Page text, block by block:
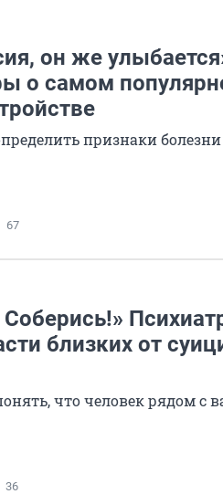
он же
о самом
признаки болезни
67
близких от
что человек рядом с
36